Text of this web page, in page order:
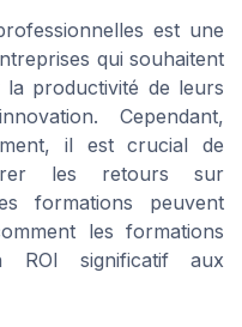
est une
qui souhaitent
la productivité de leurs
Cependant,
il est crucial de
les retours sur
formations peuvent
les formations
ROI significatif aux